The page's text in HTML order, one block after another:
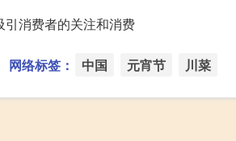
消费者的关注和消费
网络标签： 中国 元宵节 川菜